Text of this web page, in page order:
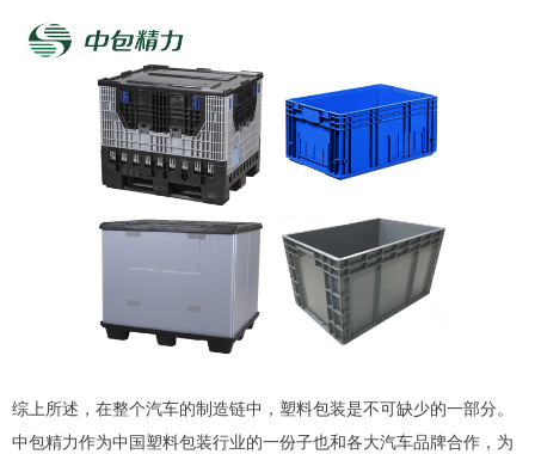
综上所述，在整个汽车的制造链中，塑料包装是不可缺少的一部分。
中包精力作为中国塑料包装行业的一份子也和各大汽车品牌合作，为